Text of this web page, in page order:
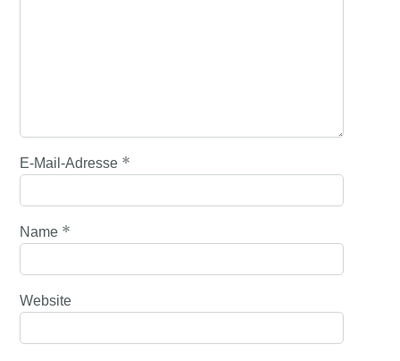
E-Mail-Adresse *
Name *
Website